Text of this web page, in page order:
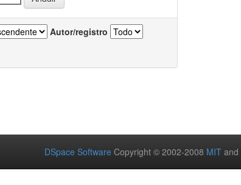
Autor/registro
DSpace Software Copyright © 2002-2008 MIT and